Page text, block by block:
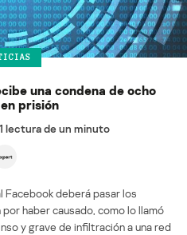
una condena de ocho
prisión
1 lectura de un minuto
Facebook deberá pasar los
haber causado, como lo llamó
y grave de infiltración a una red